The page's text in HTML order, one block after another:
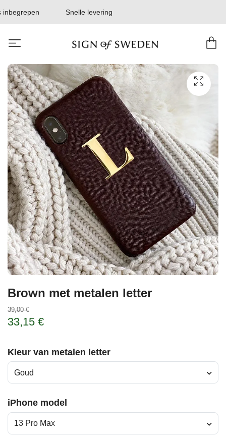
Snelle levering
Brown met metalen letter
39,00 €
33,15 €
Kleur van metalen letter
Goud
iPhone model
13 Pro Max